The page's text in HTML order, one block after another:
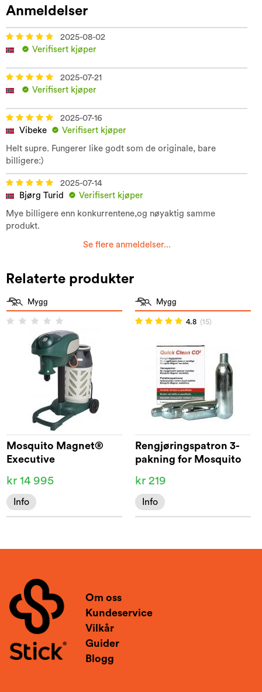
Anmeldelser
2025-08-02
Verifisert kjøper
2025-07-21
Verifisert kjøper
2025-07-16
Vibeke
Verifisert kjøper
Helt supre. Fungerer like godt som de originale, bare
billigere:)
2025-07-14
Bjørg Turid
Verifisert kjøper
Mye billigere enn konkurrentene,og nøyaktig samme
produkt.
Se flere anmeldelser...
Relaterte produkter
Mygg
Mosquito Magnet®
Executive
kr 14 995
Info
Mygg
4.8 (15)
Rengjøringspatron 3-
pakning for Mosquito
kr 219
Info
Om oss
Kundeservice
Vilkår
Guider
Blogg